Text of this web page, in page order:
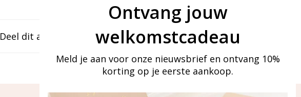
Deel dit artikel
Ontvang jouw
welkomstcadeau
Meld je aan voor onze nieuwsbrief en ontvang 10%
korting op je eerste aankoop.